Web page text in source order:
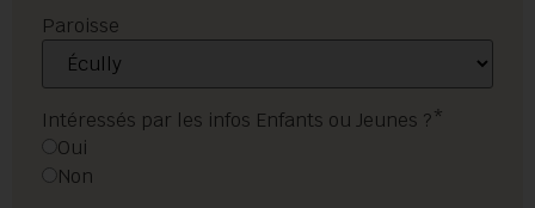
Paroisse
Intéressés par les infos Enfants ou Jeunes ?*
Oui
Non